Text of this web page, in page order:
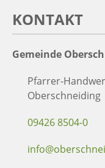
KONTAKT
Gemeinde
Pfarrer-
Oberschneiding
09426 8504-0